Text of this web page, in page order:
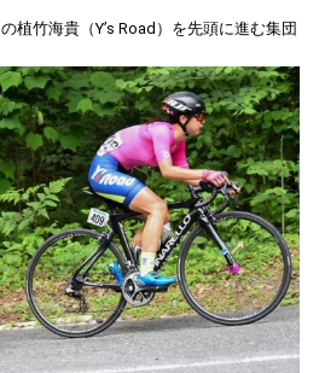
植竹海貴（Y’s Road）を先頭に進む集団